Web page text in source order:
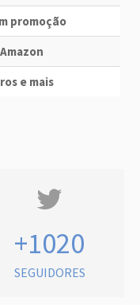
promoção
e mais
+1020
SEGUIDORES